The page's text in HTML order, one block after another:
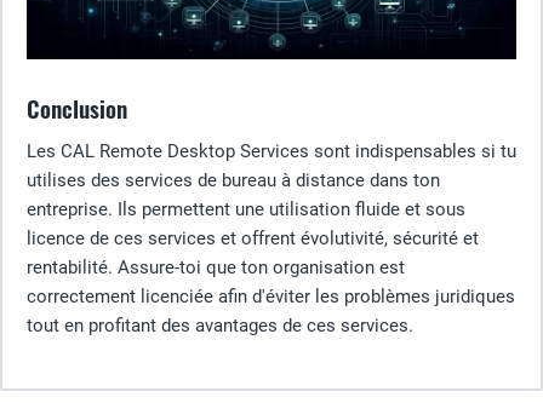
Conclusion
Les CAL Remote Desktop Services sont indispensables si tu
utilises des services de bureau à distance dans ton
entreprise. Ils permettent une utilisation fluide et sous
licence de ces services et offrent évolutivité, sécurité et
rentabilité. Assure-toi que ton organisation est
correctement licenciée afin d'éviter les problèmes juridiques
tout en profitant des avantages de ces services.